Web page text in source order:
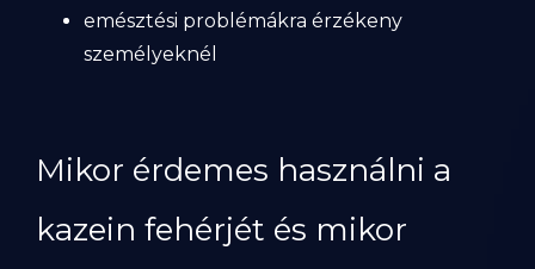
emésztési problémákra érzékeny
személyeknél
Mikor érdemes használni a
kazein fehérjét és mikor